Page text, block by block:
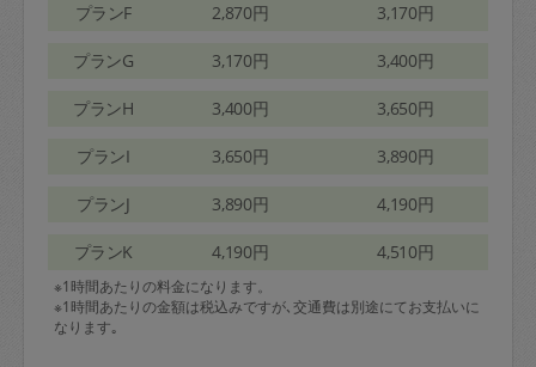
プランF 2,870円 3,170円
プランG 3,170円 3,400円
プランH 3,400円 3,650円
プランI 3,650円 3,890円
プランJ 3,890円 4,190円
プランK 4,190円 4,510円
※1時間あたりの料金になります。
※1時間あたりの金額は税込みですが､交通費は別途にてお支払いに
なります｡